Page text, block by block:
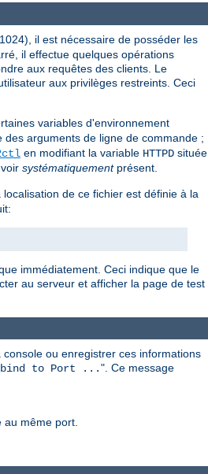
il est nécessaire de posséder les
il effectue quelques opérations
aux requêtes des clients. Le
aux privilèges restreints. Ceci
variables d'environnement
des arguments de ligne de commande ;
en modifiant la variable HTTPD située
systématiquementprésent.
localisation de ce fichier est définie à la
immédiatement. Ceci indique que le
au serveur et afficher la page de test
ou enregistrer ces informations
bind to Port ...". Ce message
même port.